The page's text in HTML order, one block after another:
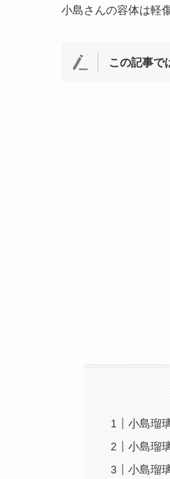
小島さんの容体は軽
この記事で
小島瑠
小島瑠
小島瑠